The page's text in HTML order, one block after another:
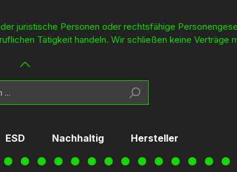
juristische Personen oder rechtsfähige
Tätigkeit handeln. Wir schließen keine Verträge
ESD Nachhaltig Hersteller